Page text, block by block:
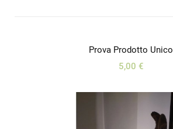
Prova Prodotto Unico
5,00 €